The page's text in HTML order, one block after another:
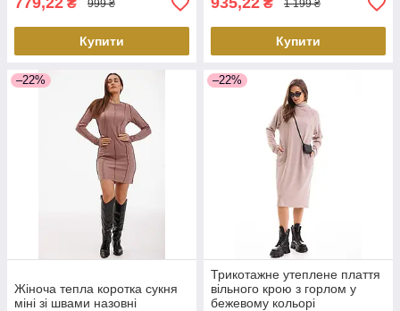
₴ 999 ₴
Купити
₴ 1 199 ₴
Купити
–22%
Жіноча тепла коротка сукня
міні зі швами назовні
–22%
Трикотажне утеплене плаття
вільного крою з горлом у
бежевому кольорі